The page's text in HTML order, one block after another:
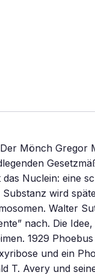
Mönch Gregor
das Nuclein: eine
Substanz wird
Walter
nach. Die
1929
und ein
T. Avery und